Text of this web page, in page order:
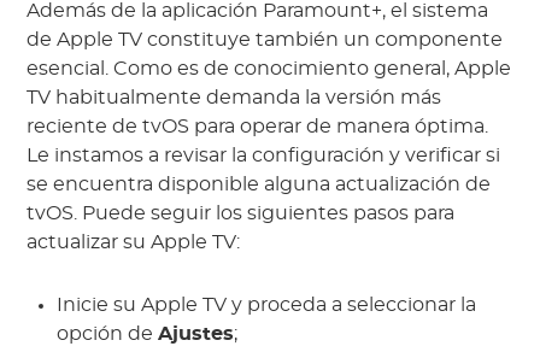
Además de la aplicación Paramount+, el sistema
de Apple TV constituye también un componente
esencial. Como es de conocimiento general, Apple
TV habitualmente demanda la versión más
reciente de tvOS para operar de manera óptima.
Le instamos a revisar la configuración y verificar si
se encuentra disponible alguna actualización de
tvOS. Puede seguir los siguientes pasos para
actualizar su Apple TV:
Inicie su Apple TV y proceda a seleccionar la
opción deAjustes;